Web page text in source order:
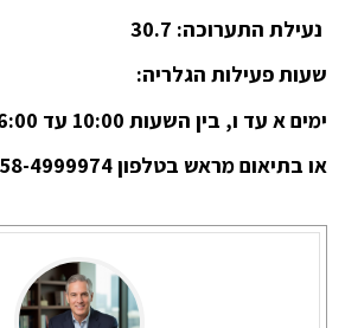
נעילת התערוכה: 30.7
שעות פעילות הגלריה:
ימים א עד ו, בין השעות 10:00 עד 16:00
או בתיאום מראש בטלפון 058-4999974